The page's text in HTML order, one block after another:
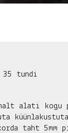
35 tundi
alati kogu
taht